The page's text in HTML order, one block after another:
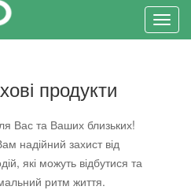
продукти
Вас та Ваших близьких!
надійний захист від
які можуть відбутися та
ритм життя.